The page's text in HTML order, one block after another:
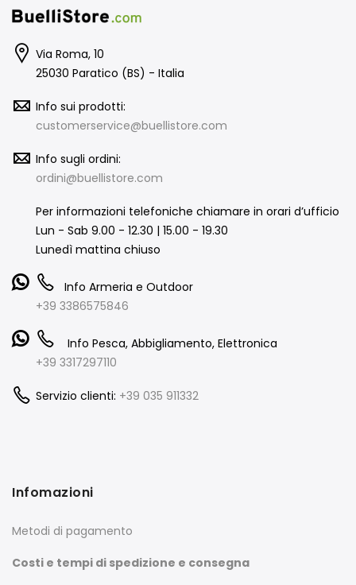
Via Roma, 10
25030 Paratico (BS) - Italia
Info sui prodotti:
customerservice@buellistore.com
Info sugli ordini:
ordini@buellistore.com
Per informazioni telefoniche chiamare in orari d’ufficio
Lun - Sab 9.00 - 12.30 | 15.00 - 19.30
Lunedì mattina chiuso
Info Armeria e Outdoor
+39 3386575846
Info Pesca, Abbigliamento, Elettronica
+39 3317297110
Servizio clienti: +39 035 911332
Infomazioni
Metodi di pagamento
Costi e tempi di spedizione e consegna